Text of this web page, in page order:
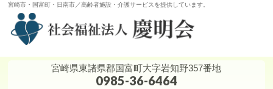
宮崎市・国富町・日南市／高齢者施設・介護サービスを提供しています。
宮崎県東諸県郡国富町大字岩知野357番地
0985-36-6464